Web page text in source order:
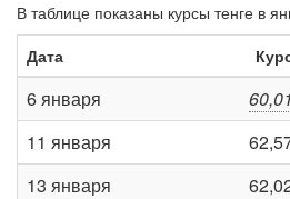
В таблице показаны курсы тенге в
Дата
6 января 60,01
11 января
13 января